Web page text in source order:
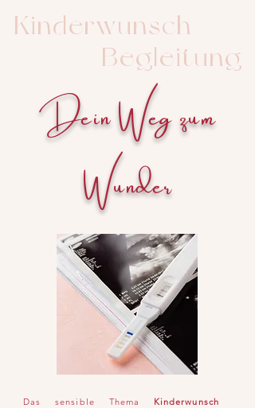
Kinderwunsch
Begleitung
Dein Weg zum
Wunder
Das sensible Thema Kinderwunsch